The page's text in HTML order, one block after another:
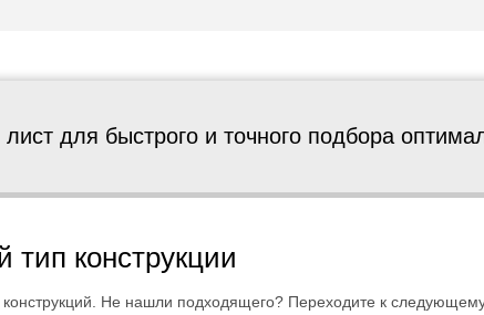
для быстрого и точного подбора
конструкции
Не нашли подходящего? Переходите к